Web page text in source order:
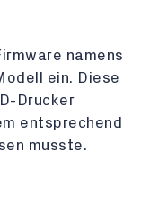
namens
ein. Diese
Drucker
entsprechend
musste.